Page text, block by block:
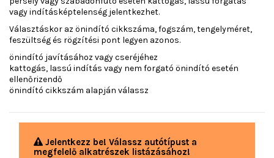
vagy indításképtelenség jelentkezhet.
Választáskor az önindító cikkszáma, fogszám, tengelyméret,
feszültség és rögzítési pont legyen azonos.
önindító javításához vagy cseréjéhez
kattogás, lassú indítás vagy nem forgató önindító esetén
ellenőrizendő
önindító cikkszám alapján válassz
Jelentkezz be! Válassz autótípust a
megfelelő alkatrészek listázásához!